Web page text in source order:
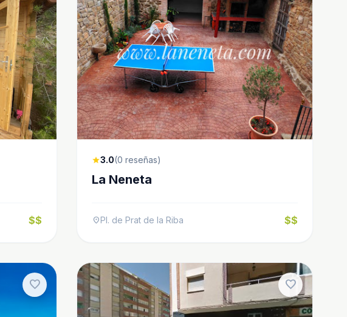
$$
star3.0(0 reseñas)
La Neneta
location_onPl. de Prat de la Riba $$
favorite favorite